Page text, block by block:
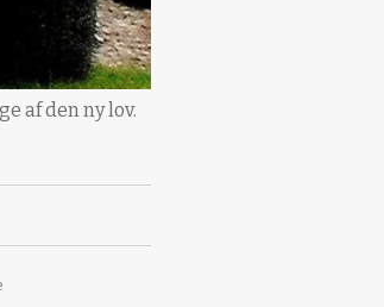
af den ny lov.